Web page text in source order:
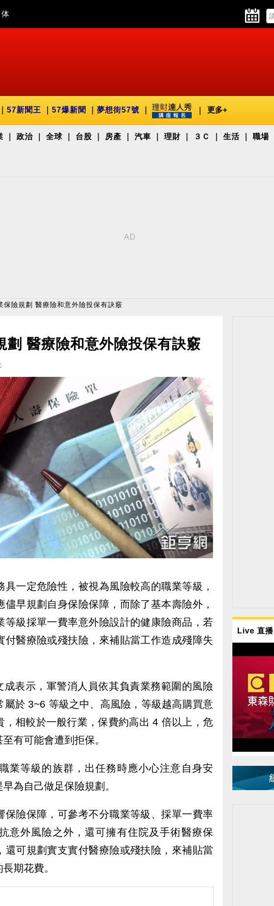
57新聞王 57爆新聞 夢想街57號 更多+
政治 全球 台股 房產 汽車 理財 ３Ｃ 生活 職場
保險規劃 醫療險和意外險投保有訣竅
劃 醫療險和意外險投保有訣竅
一定危險性，被視為風險較高的職業等級，
早規劃自身保險保障，而除了基本壽險外，
等級採單一費率意外險設計的健康險商品，若
付醫療險或殘扶險，來補貼當工作造成殘障失
成表示，軍警消人員依其負責業務範圍的風險
屬於 3~6 等級之中、高風險，等級越高購買意
，相較於一般行業，保費約高出 4 倍以上，危
有可能會遭到拒保。
業等級的族群，出任務時應小心注意自身安
為自己做足保險規劃。
保險保障，可參考不分職業等級、採單一費率
意外風險之外，還可擁有住院及手術醫療保
還可規劃實支實付醫療險或殘扶險，來補貼當
期花費。
Live 直播